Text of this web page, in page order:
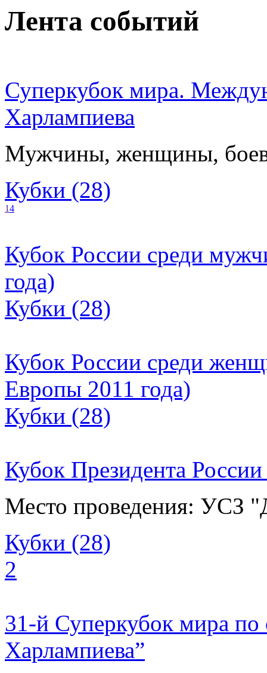
Лента событий
Суперкубок мира.
Харлампиева
Мужчины, женщины,
Кубки (28)
14
Кубок России среди
года)
Кубки (28)
Кубок России среди
Европы 2011 года)
Кубки (28)
Кубок Президента
Место проведения: УСЗ
Кубки (28)
2
31-й Суперкубок мира
Харлампиева”